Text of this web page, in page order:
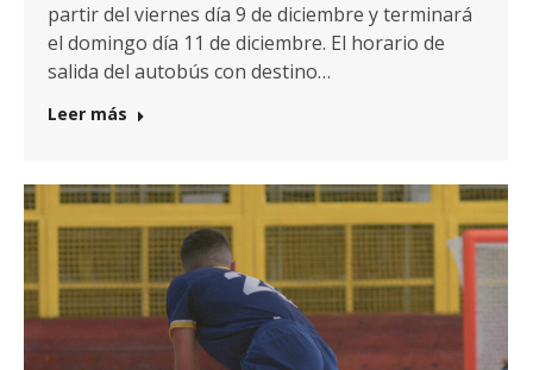
partir del viernes día 9 de diciembre y terminará
el domingo día 11 de diciembre. El horario de
salida del autobús con destino…
Leer más